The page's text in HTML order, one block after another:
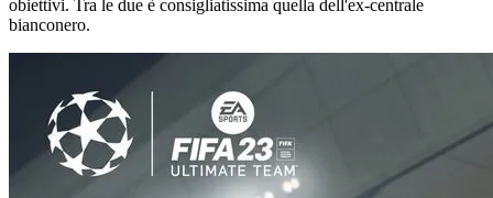
obiettivi. Tra le due è consigliatissima quella dell'ex-centrale
bianconero.